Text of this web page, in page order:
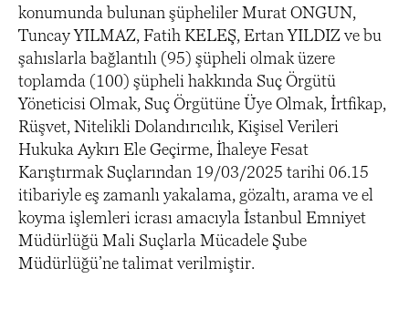
konumunda bulunan şüpheliler Murat ONGUN,
Tuncay YILMAZ, Fatih KELEŞ, Ertan YILDIZ ve bu
şahıslarla bağlantılı (95) şüpheli olmak üzere
toplamda (100) şüpheli hakkında Suç Örgütü
Yöneticisi Olmak, Suç Örgütüne Üye Olmak, İrtfikap,
Rüşvet, Nitelikli Dolandırıcılık, Kişisel Verileri
Hukuka Aykırı Ele Geçirme, İhaleye Fesat
Karıştırmak Suçlarından 19/03/2025 tarihi 06.15
itibariyle eş zamanlı yakalama, gözaltı, arama ve el
koyma işlemleri icrası amacıyla İstanbul Emniyet
Müdürlüğü Mali Suçlarla Mücadele Şube
Müdürlüğü’ne talimat verilmiştir.